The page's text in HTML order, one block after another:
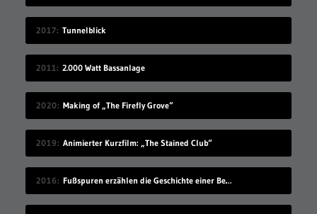
2017 Tunnelblick
2011 2.000 Watt Bassanlage
2020 Making of „The Firefly Grove“
2019 Animierter Kurzfilm: „The Stained Club“
2016 Fußspuren erzählen die Geschichte einer Begegnung